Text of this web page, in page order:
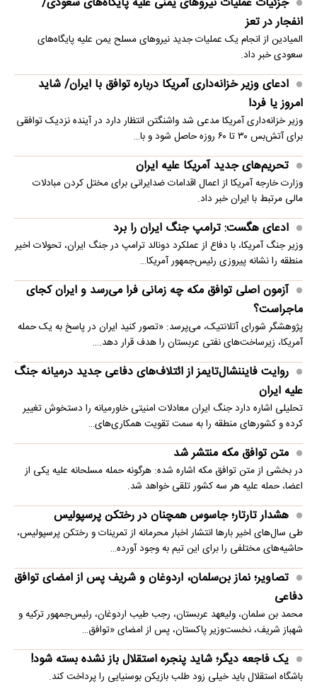
انفجار در تعز
المیادین از انجام یک عملیات جدید نیروهای مسلح یمن علیه پایگاه‌های
سعودی خبر داد.
ادعای وزیر خزانه‌داری آمریکا درباره توافق با ایران/ شاید
امروز یا فردا
وزیر خزانه‌داری آمریکا مدعی شد واشنگتن انتظار دارد در آینده نزدیک توافقی
برای آتش‌بس ۳۰ تا ۶۰ روزه حاصل شود و با…
تحریم‌های جدید آمریکا علیه ایران
وزارت خارجه آمریکا از اعمال اقدامات ضدایرانی برای مختل کردن مبادلات
مالی مرتبط با ایران خبر داد.
ادعای هگست: ترامپ جنگ ایران را برد
وزیر جنگ آمریکا، با دفاع از عملکرد دونالد ترامپ در جنگ ایران، تحولات اخیر
منطقه را نشانه پیروزی رئیس‌جمهور آمریکا…
آزمون اصلی توافق مکه چه زمانی فرا می‌رسد و ایران کجای
ماجراست؟
پژوهشگر شورای آتلانتیک، می‌پرسد: «تصور کنید ایران در پاسخ به یک حمله
آمریکا، زیرساخت‌های نفتی عربستان را هدف قرار دهد.…
روایت فایننشال‌تایمز از ائتلاف‌های دفاعی جدید درمیانه جنگ
علیه ایران
تحلیلی اشاره دارد جنگ ایران معادلات امنیتی خاورمیانه را دستخوش تغییر
کرده و کشورهای منطقه را به سمت تقویت همکاری‌های…
متن توافق مکه منتشر شد
در بخشی از متن توافق مکه اشاره شده: هرگونه حمله مسلحانه علیه یکی از
اعضا، حمله علیه هر سه کشور تلقی خواهد شد.
هشدار تارتار؛ جاسوس همچنان در رختکن پرسپولیس
طی سال‌های اخیر بارها انتشار اخبار محرمانه از تمرینات و رختکن پرسپولیس،
حاشیه‌های مختلفی را برای این تیم به وجود آورده…
تصاویر؛ نماز بن‌سلمان، اردوغان و شریف پس از امضای توافق
دفاعی
محمد بن سلمان، ولیعهد عربستان، رجب طیب اردوغان، رئیس‌جمهور ترکیه و
شهباز شریف، نخست‌وزیر پاکستان، پس از امضای «توافق…
یک فاجعه دیگر؛ شاید پنجره استقلال باز نشده بسته شود!
باشگاه استقلال باید خیلی زود طلب بازیکن بوسنیایی را پرداخت کند.